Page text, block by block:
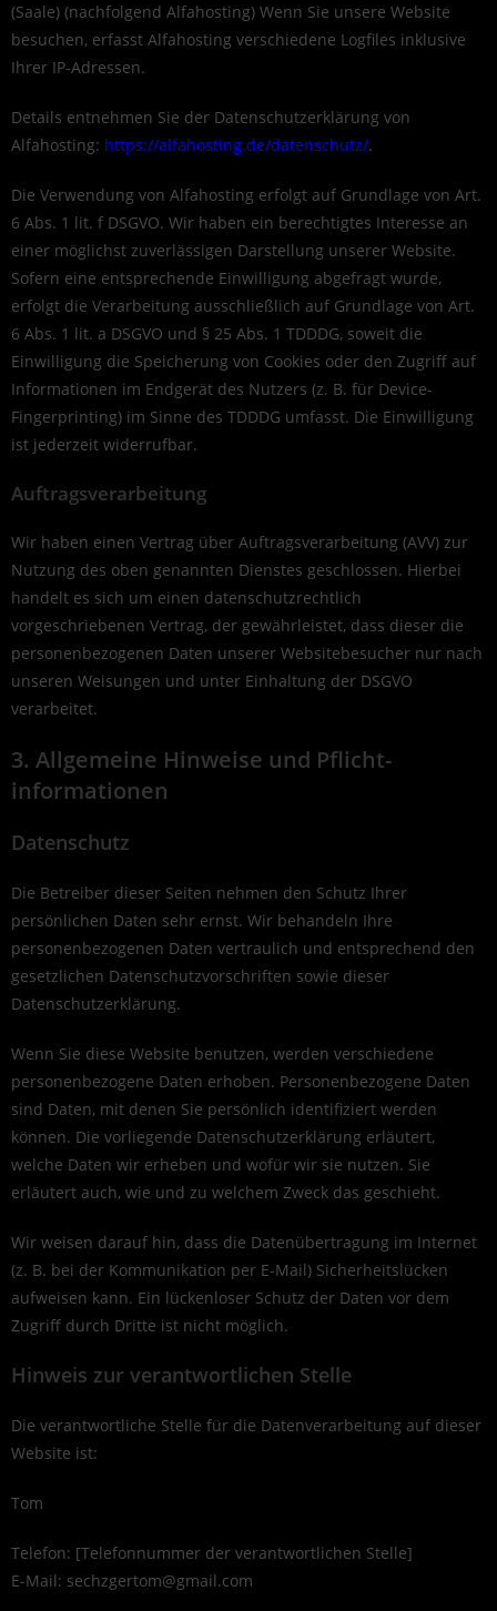
(Saale) (nachfolgend Alfahosting) Wenn Sie unsere Website
besuchen, erfasst Alfahosting verschiedene Logfiles inklusive
Ihrer IP-Adressen.
Details entnehmen Sie der Datenschutzerklärung von
Alfahosting: https://alfahosting.de/datenschutz/.
Die Verwendung von Alfahosting erfolgt auf Grundlage von Art.
6 Abs. 1 lit. f DSGVO. Wir haben ein berechtigtes Interesse an
einer möglichst zuverlässigen Darstellung unserer Website.
Sofern eine entsprechende Einwilligung abgefragt wurde,
erfolgt die Verarbeitung ausschließlich auf Grundlage von Art.
6 Abs. 1 lit. a DSGVO und § 25 Abs. 1 TDDDG, soweit die
Einwilligung die Speicherung von Cookies oder den Zugriff auf
Informationen im Endgerät des Nutzers (z. B. für Device-
Fingerprinting) im Sinne des TDDDG umfasst. Die Einwilligung
ist jederzeit widerrufbar.
Auftragsverarbeitung
Wir haben einen Vertrag über Auftragsverarbeitung (AVV) zur
Nutzung des oben genannten Dienstes geschlossen. Hierbei
handelt es sich um einen datenschutzrechtlich
vorgeschriebenen Vertrag, der gewährleistet, dass dieser die
personenbezogenen Daten unserer Websitebesucher nur nach
unseren Weisungen und unter Einhaltung der DSGVO
verarbeitet.
3. Allgemeine Hinweise und Pflicht­
informationen
Datenschutz
Die Betreiber dieser Seiten nehmen den Schutz Ihrer
persönlichen Daten sehr ernst. Wir behandeln Ihre
personenbezogenen Daten vertraulich und entsprechend den
gesetzlichen Datenschutzvorschriften sowie dieser
Datenschutzerklärung.
Wenn Sie diese Website benutzen, werden verschiedene
personenbezogene Daten erhoben. Personenbezogene Daten
sind Daten, mit denen Sie persönlich identifiziert werden
können. Die vorliegende Datenschutzerklärung erläutert,
welche Daten wir erheben und wofür wir sie nutzen. Sie
erläutert auch, wie und zu welchem Zweck das geschieht.
Wir weisen darauf hin, dass die Datenübertragung im Internet
(z. B. bei der Kommunikation per E-Mail) Sicherheitslücken
aufweisen kann. Ein lückenloser Schutz der Daten vor dem
Zugriff durch Dritte ist nicht möglich.
Hinweis zur verantwortlichen Stelle
Die verantwortliche Stelle für die Datenverarbeitung auf dieser
Website ist:
Tom
Telefon: [Telefonnummer der verantwortlichen Stelle]
E-Mail: sechzgertom@gmail.com